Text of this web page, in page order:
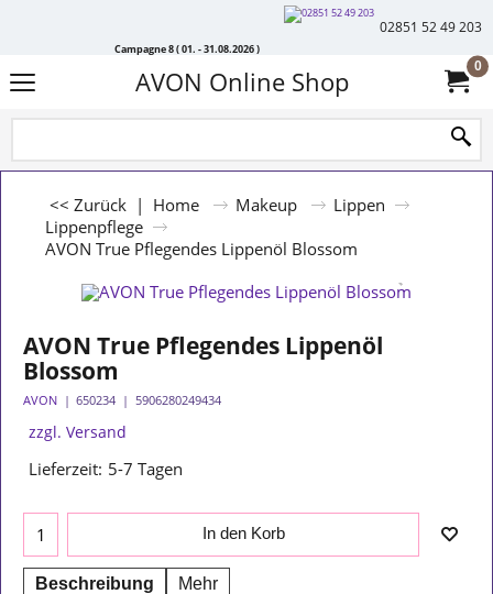
Campagne 8 ( 01. - 31.08.2026 )
02851 52 49 203
AVON Online Shop 0
<< Zurück | Home Makeup
Lippen
Lippenpflege
AVON True Pflegendes Lippenöl Blossom
AVON True Pflegendes Lippenöl
Blossom
AVON 650234 5906280249434
zzgl. Versand
Lieferzeit: 5-7 Tagen
In den Korb
Beschreibung Mehr